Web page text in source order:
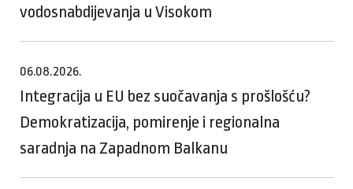
vodosnabdijevanja u Visokom
06.08.2026.
Integracija u EU bez suočavanja s prošlošću?
Demokratizacija, pomirenje i regionalna
saradnja na Zapadnom Balkanu